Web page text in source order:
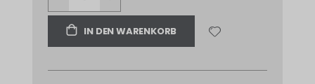
IN DEN WARENKORB